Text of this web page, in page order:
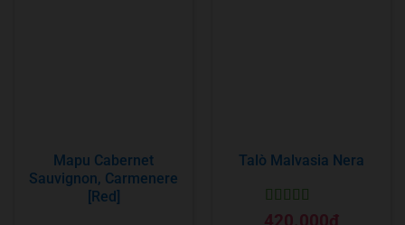
Mapu Cabernet
Sauvignon, Carmenere
[Red]
Talò Malvasia Nera
Được xếp
420.000₫